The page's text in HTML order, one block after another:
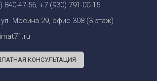
840-47-56, +7 (930) 791-00-15
ул. Мосина 29, офис 308 (3 этаж)
КОНСУЛЬТАЦИЯ